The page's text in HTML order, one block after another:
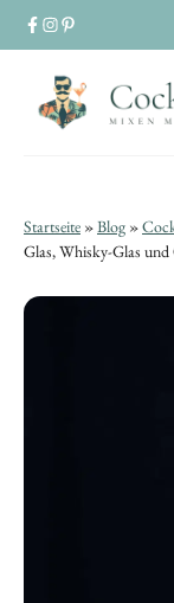
Tumbler,
Rocks-
Glas,
Tumbler,
Rocks-
Glas,
Startseite »Blog »
Glas, Whisky-Glas